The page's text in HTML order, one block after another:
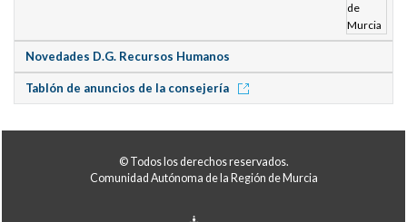
Novedades D.G. Recursos Humanos
Tablón de anuncios de la consejería
© Todos los derechos reservados.
Comunidad Autónoma de la Región de Murcia